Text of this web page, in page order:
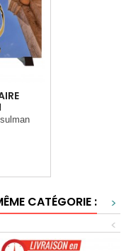
CATÉGORIE :
>
<